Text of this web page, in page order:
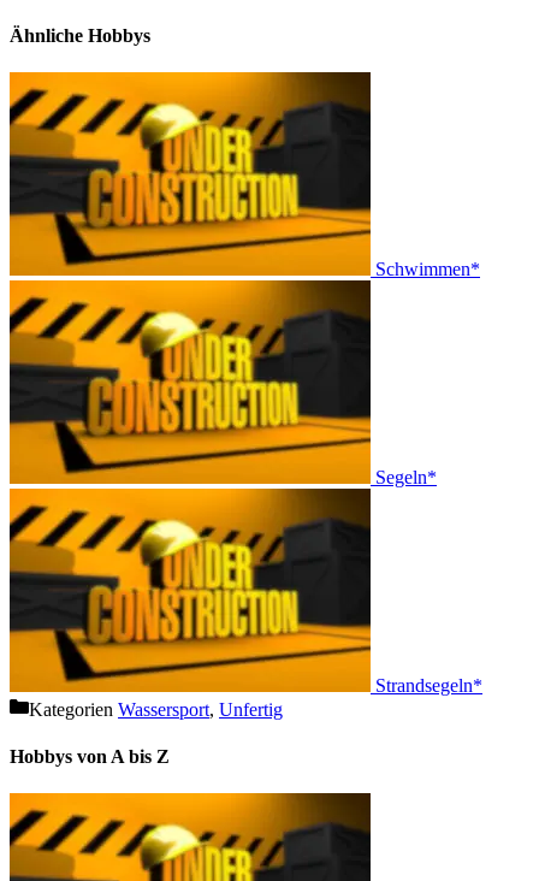
Ähnliche Hobbys
Schwimmen*
Segeln*
Strandsegeln*
Kategorien Wassersport, Unfertig
Hobbys von A bis Z